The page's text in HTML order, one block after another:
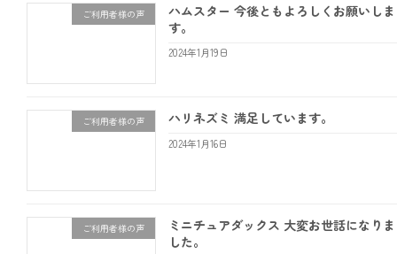
ご利用者様の声
ハムスター 今後ともよろしくお願いしま
す。
2024年1月19日
ご利用者様の声 ハリネズミ 満足しています。
2024年1月16日
ご利用者様の声
ミニチュアダックス 大変お世話になりま
した。